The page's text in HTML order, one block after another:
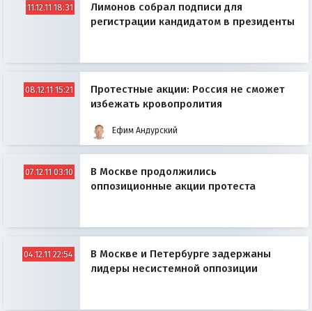
11.12.11 18:31
Лимонов собрал подписи для
регистрации кандидатом в президенты
08.12.11 15:21
Протестные акции: Россия не сможет
избежать кровопролития
Ефим Андурский
07.12.11 03:10
В Москве продолжились
оппозиционные акции протеста
04.12.11 22:54
В Москве и Петербурге задержаны
лидеры несистемной оппозиции